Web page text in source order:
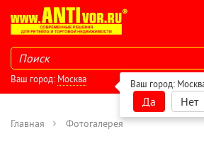
Ваш город: Москва Ваш город:
Да Нет
Главная Фотогалерея